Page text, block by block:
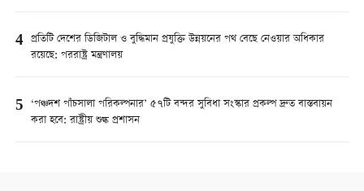
4 প্রতিটি দেশের ডিজিটাল ও বুদ্ধিমান প্রযুক্তি উন্নয়নের পথ বেছে নেওয়ার অধিকার
রয়েছে: পররাষ্ট্র মন্ত্রণালয়
5 ‘পঞ্চদশ পাঁচসালা পরিকল্পনার’ ৫৭টি বন্দর সুবিধা সংস্কার প্রকল্প দ্রুত বাস্তবায়ন
করা হবে: রাষ্ট্রীয় শুল্ক প্রশাসন